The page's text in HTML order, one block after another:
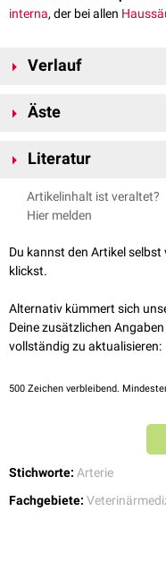
interna, der bei allen
Verlauf
subperitonealer
11.-16. Rippe.
Äste
Versorgung der
Literatur
Nickel, Richard, August
Kreislaufsystem.
Artikelinhalt ist veraltet?
Hier melden
Du kannst den Artikel
klickst.
Alternativ kümmert sich
Deine zusätzlichen
vollständig zu aktualisieren:
500 Zeichen verbleibend.
Stichworte: Arterie
Fachgebiete: